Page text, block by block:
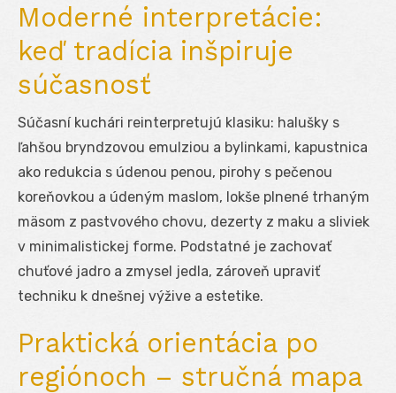
Moderné interpretácie:
keď tradícia inšpiruje
súčasnosť
Súčasní kuchári reinterpretujú klasiku: halušky s
ľahšou bryndzovou emulziou a bylinkami, kapustnica
ako redukcia s údenou penou, pirohy s pečenou
koreňovkou a údeným maslom, lokše plnené trhaným
mäsom z pastvového chovu, dezerty z maku a sliviek
v minimalistickej forme. Podstatné je zachovať
chuťové jadro a zmysel jedla, zároveň upraviť
techniku k dnešnej výžive a estetike.
Praktická orientácia po
regiónoch – stručná mapa